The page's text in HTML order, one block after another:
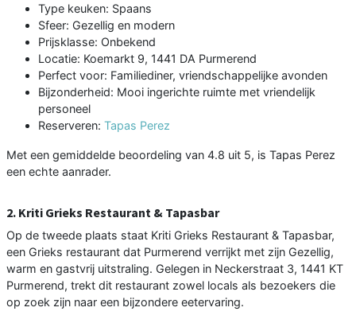
Type keuken: Spaans
Sfeer: Gezellig en modern
Prijsklasse: Onbekend
Locatie: Koemarkt 9, 1441 DA Purmerend
Perfect voor: Familiediner, vriendschappelijke avonden
Bijzonderheid: Mooi ingerichte ruimte met vriendelijk
personeel
Reserveren: Tapas Perez
Met een gemiddelde beoordeling van 4.8 uit 5, is Tapas Perez
een echte aanrader.
2. Kriti Grieks Restaurant & Tapasbar
Op de tweede plaats staat Kriti Grieks Restaurant & Tapasbar,
een Grieks restaurant dat Purmerend verrijkt met zijn Gezellig,
warm en gastvrij uitstraling. Gelegen in Neckerstraat 3, 1441 KT
Purmerend, trekt dit restaurant zowel locals als bezoekers die
op zoek zijn naar een bijzondere eetervaring.